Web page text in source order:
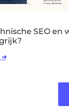
SEO en
➜